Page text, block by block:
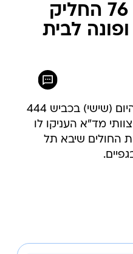
רוכב אופניים בן 76 החליק
לבית
רוכב אופניים בן 76 החליק היום (שישי) בכביש 444
מד"א העניקו לו
החולים שיבא תל